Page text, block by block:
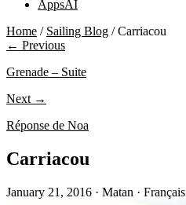
AppsAI
Home / Sailing Blog / Carriacou
← Previous
Grenade – Suite
Next →
Réponse de Noa
Carriacou
January 21, 2016 · Matan · Français